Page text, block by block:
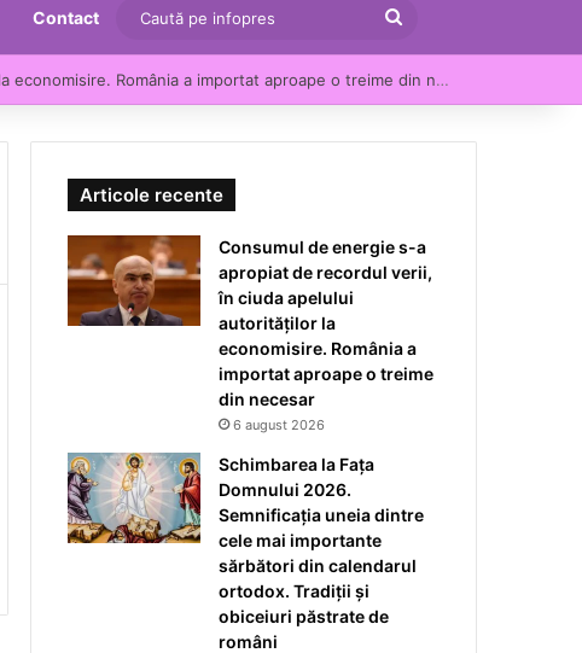
Contact
Caută
pe
infopres
Consumul de energie s-a apropiat de recordul verii, în ciuda apelului autorităților la economisire. România a importat aproape o treime din necesar
Articole recente
Consumul de energie s-a
apropiat de recordul verii,
în ciuda apelului
autorităților la
economisire. România a
importat aproape o treime
din necesar
6 august 2026
Schimbarea la Fața
Domnului 2026.
Semnificația uneia dintre
cele mai importante
sărbători din calendarul
ortodox. Tradiții și
obiceiuri păstrate de
români